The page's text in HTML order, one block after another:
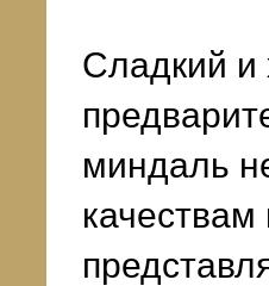
Сладкий и
миндаль